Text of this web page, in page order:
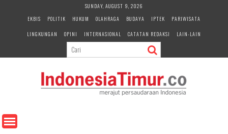
e
n
SUNDAY, AUGUST 9, 2026
EKBIS
POLITIK HUKUM OLAHRAGA BUDAYA IPTEK
PARIWISATA
LINGKUNGAN
OPINI INTERNASIONAL CATATAN REDAKSI LAIN-LAIN